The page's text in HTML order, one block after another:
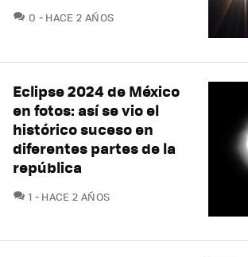
0 COMENTARIOS
HACE 2 AÑOS
Eclipse 2024 de México
en fotos: así se vio el
histórico suceso en
diferentes partes de la
república
1 COMENTARIOS
HACE 2 AÑOS